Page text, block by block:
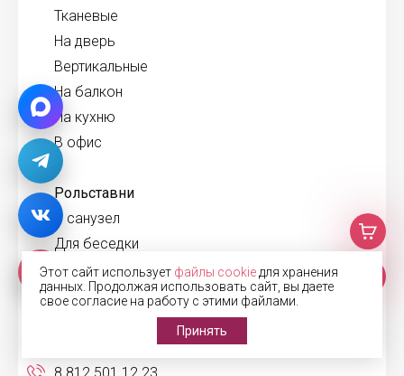
Тканевые
На дверь
Вертикальные
На балкон
На кухню
В офис
Рольставни
В санузел
Для беседки
На двери
На наружные окна
Этот сайт использует файлы cookie для хранения
данных. Продолжая использовать сайт, вы даете
свое согласие на работу с этими файлами.
Принять